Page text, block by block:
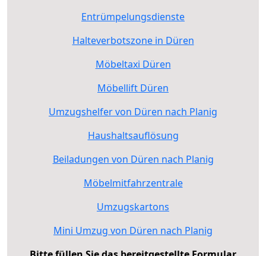
Entrümpelungsdienste
Halteverbotszone in Düren
Möbeltaxi Düren
Möbellift Düren
Umzugshelfer von Düren nach Planig
Haushaltsauflösung
Beiladungen von Düren nach Planig
Möbelmitfahrzentrale
Umzugskartons
Mini Umzug von Düren nach Planig